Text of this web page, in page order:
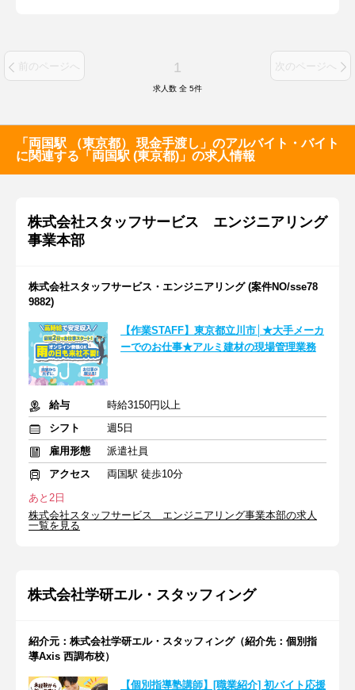
前のページへ 1 次のページへ
求人数 全 5件
「両国駅 （東京都） 現金手渡し」のアルバイト・バイト
に関連する「両国駅 (東京都)」の求人情報
株式会社スタッフサービス エンジニアリング
事業本部
株式会社スタッフサービス・エンジニアリング (案件NO/sse78
9882)
【作業STAFF】東京都立川市│★大手メーカ
ーでのお仕事★アルミ建材の現場管理業務
給与
時給3150円以上
シフト
週5日
雇用形態
派遣社員
アクセス
両国駅 徒歩10分
あと2日
株式会社スタッフサービス エンジニアリング事業本部の求人
一覧を見る
株式会社学研エル・スタッフィング
紹介元：株式会社学研エル・スタッフィング（紹介先：個別指
導Axis 西調布校）
【個別指導塾講師】[職業紹介] 初バイト応援